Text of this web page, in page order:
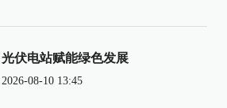
光伏电站赋能绿色发展
2026-08-10 13:45